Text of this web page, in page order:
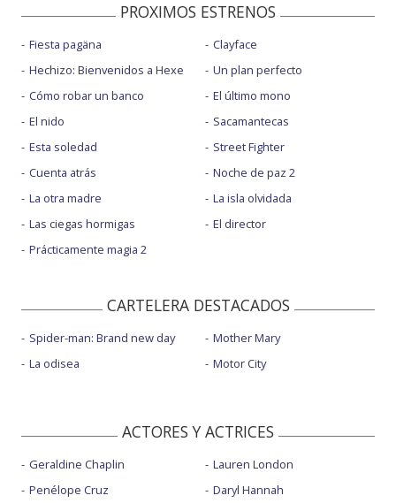
PROXIMOS ESTRENOS
Fiesta pagäna
Hechizo: Bienvenidos a Hexe
Cómo robar un banco
El nido
Esta soledad
Cuenta atrás
La otra madre
Las ciegas hormigas
Prácticamente magia 2
Clayface
Un plan perfecto
El último mono
Sacamantecas
Street Fighter
Noche de paz 2
La isla olvidada
El director
CARTELERA DESTACADOS
Spider-man: Brand new day
La odisea
Mother Mary
Motor City
ACTORES Y ACTRICES
Geraldine Chaplin
Penélope Cruz
Lauren London
Daryl Hannah